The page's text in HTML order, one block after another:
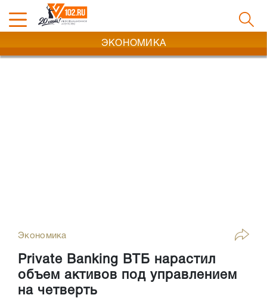
ЭКОНОМИКА
Экономика
Private Banking ВТБ нарастил
объем активов под управлением
на четверть